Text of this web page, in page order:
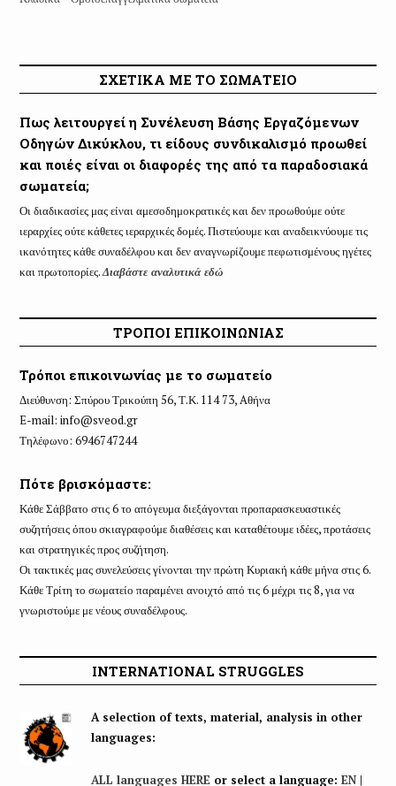
ΣΧΕΤΙΚΑ ΜΕ ΤΟ ΣΩΜΑΤΕΙΟ
Πως λειτουργεί η Συνέλευση Βάσης Εργαζόμενων
Οδηγών Δικύκλου, τι είδους συνδικαλισμό προωθεί
και ποιές είναι οι διαφορές της από τα παραδοσιακά
σωματεία;
Οι διαδικασίες μας είναι αμεσοδημοκρατικές και δεν προωθούμε ούτε
ιεραρχίες ούτε κάθετες ιεραρχικές δομές. Πιστεύουμε και αναδεικνύουμε τις
ικανότητες κάθε συναδέλφου και δεν αναγνωρίζουμε πεφωτισμένους ηγέτες
και πρωτοπορίες.Διαβάστε αναλυτικά εδώ
ΤΡΟΠΟΙ ΕΠΙΚΟΙΝΩΝΙΑΣ
Τρόποι επικοινωνίας με το σωματείο
Διεύθυνση: Σπύρου Τρικούπη 56, Τ.Κ. 114 73, Aθήνα
E-mail: info@sveod.gr
Τηλέφωνο: 6946747244
Πότε βρισκόμαστε:
Κάθε Σάββατο στις 6 το απόγευμα διεξάγονται προπαρασκευαστικές
συζητήσεις όπου σκιαγραφούμε διαθέσεις και καταθέτουμε ιδέες, προτάσεις
και στρατηγικές προς συζήτηση.
Οι τακτικές μας συνελεύσεις γίνονται την πρώτη Κυριακή κάθε μήνα στις 6.
Κάθε Τρίτη το σωματείο παραμένει ανοιχτό από τις 6 μέχρι τις 8, για να
γνωριστούμε με νέους συναδέλφους.
INTERNATIONAL STRUGGLES
A selection of texts, material, analysis in other
languages:
ALL languages HEREor select a language: EN|